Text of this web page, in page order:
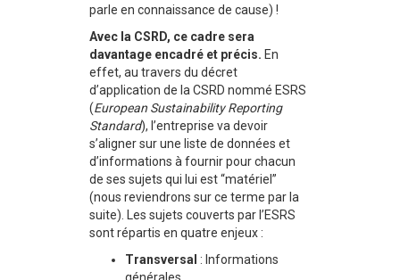
parle en connaissance de cause) !
Avec la CSRD, ce cadre sera
davantage encadré et précis. En
effet, au travers du décret
d’application de la CSRD nommé ESRS
(European Sustainability Reporting
Standard), l’entreprise va devoir
s’aligner sur une liste de données et
d’informations à fournir pour chacun
de ses sujets qui lui est “matériel”
(nous reviendrons sur ce terme par la
suite). Les sujets couverts par l’ESRS
sont répartis en quatre enjeux :
Transversal : Informations